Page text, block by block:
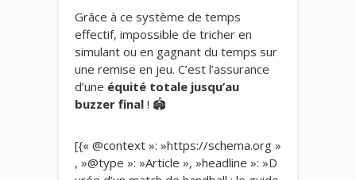
Grâce à ce système de temps
effectif, impossible de tricher en
simulant ou en gagnant du temps sur
une remise en jeu. C’est l’assurance
d’une équité totale jusqu’au
buzzer final ! 🏟️
[{« @context »: »https://schema.org »
, »@type »: »Article », »headline »: »D